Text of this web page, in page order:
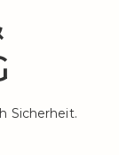
Sicherheit.